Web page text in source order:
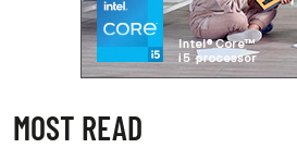
MOST READ